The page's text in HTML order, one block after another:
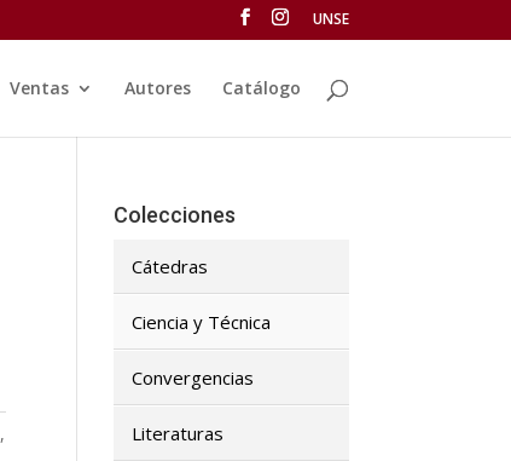
UNSE
Ventas Autores Catálogo
,
Colecciones
Cátedras
Ciencia y Técnica
Convergencias
Literaturas